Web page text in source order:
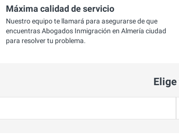
Máxima calidad de servicio
Nuestro equipo te llamará para asegurarse de que
encuentras Abogados Inmigración en Almería ciudad
para resolver tu problema.